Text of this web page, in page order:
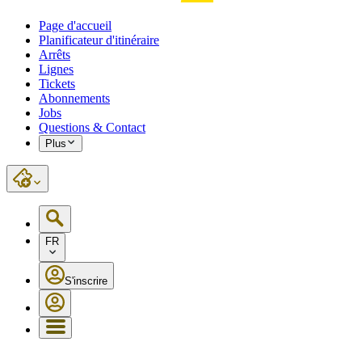
Page d'accueil
Planificateur d'itinéraire
Arrêts
Lignes
Tickets
Abonnements
Jobs
Questions & Contact
Plus
FR
S'inscrire